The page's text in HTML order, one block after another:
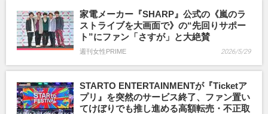
家電メーカー『SHARP』公式の《嵐のラ
ストライブを大画面で》の“先回りサポー
ト”にファン「さすが」と大絶賛
週刊女性PRIME 2026/5/29
STARTO ENTERTAINMENTが『Ticketア
プリ』を突然のサービス終了、ファン置い
てけぼりでも推し進める高額転売・不正取